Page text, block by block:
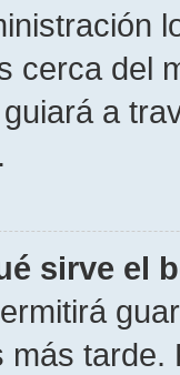
cerca del
a
sirve el
más tarde.